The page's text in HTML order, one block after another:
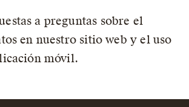
a preguntas sobre el
en nuestro sitio web y el uso
móvil.